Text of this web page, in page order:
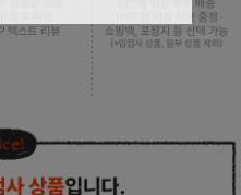
PAYCO 바로구